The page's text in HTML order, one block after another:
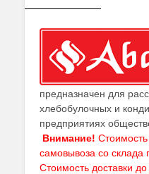
предназначен для
хлебобулочных и
предприятиях
Внимание! Стоимость
самовывоза со склада
Стоимость доставки